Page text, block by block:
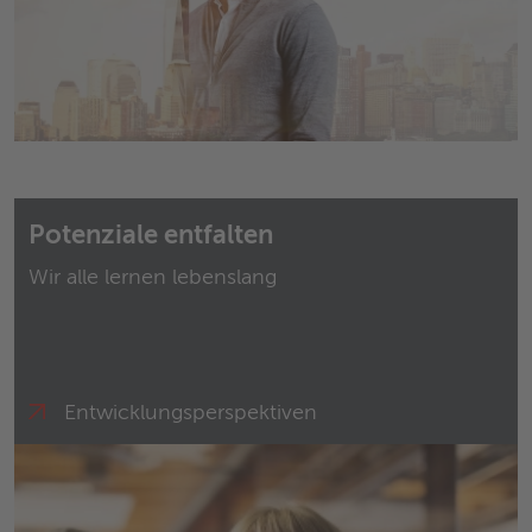
Potenziale entfalten
Wir alle lernen lebenslang
Entwicklungs­perspektiven